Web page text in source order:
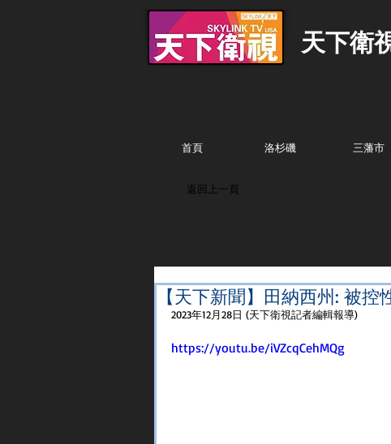
天下衛
首頁 洛杉磯 三藩市
返回上一頁
【天下新聞】田納西州: 被
2023年12月28日 (天下衛視記者編輯報導)
https://youtu.be/iVZcqCehMQg